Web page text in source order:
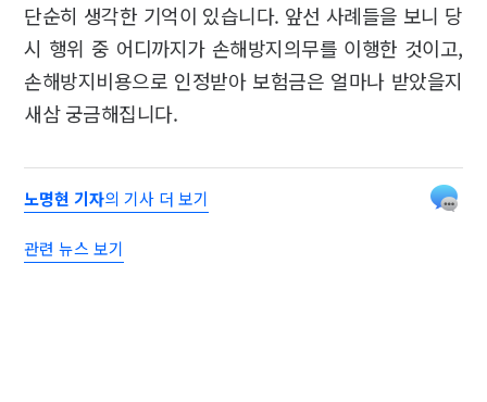
단순히 생각한 기억이 있습니다. 앞선 사례들을 보니 당
시 행위 중 어디까지가 손해방지의무를 이행한 것이고,
손해방지비용으로 인정받아 보험금은 얼마나 받았을지
새삼 궁금해집니다.
노명현 기자의 기사 더 보기
관련 뉴스 보기